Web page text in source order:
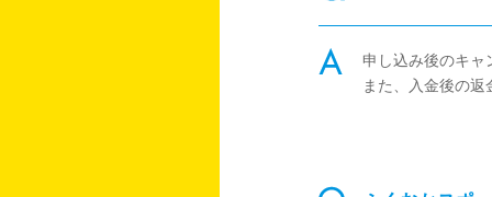
申し込み後のキャ
また、入金後の